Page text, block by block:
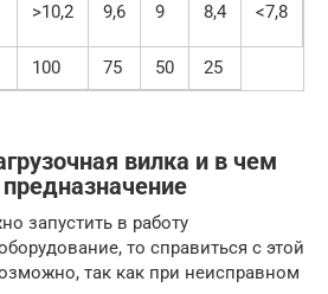
>10,2 9,6 9 8,4 <7,8
100 75 50 25
вилка и в чем
запустить в работу
то справиться с этой
так как при неисправном